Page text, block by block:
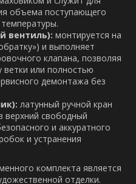
объема поступающего
вентиль): монтируется на
и выполняет
клапана, позволяя
ветки или полностью
демонтажа без
латунный ручной кран
верхний свободный
и аккуратного
и устранения
комплекта является
отделки.